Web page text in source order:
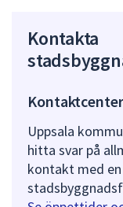
Kontakta
Uppsala
hitta svar på
kontakt med